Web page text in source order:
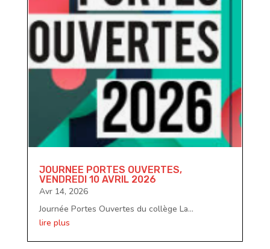
JOURNEE PORTES OUVERTES,
VENDREDI 10 AVRIL 2026
Avr 14, 2026
Journée Portes Ouvertes du collège La...
lire plus